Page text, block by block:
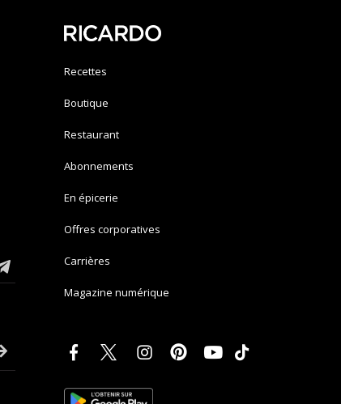
Recettes
Boutique
Restaurant
Abonnements
En épicerie
Offres corporatives
Carrières
Magazine numérique